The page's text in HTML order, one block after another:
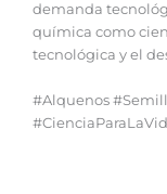
demanda
química como
tecnológica y el
#Alquenos